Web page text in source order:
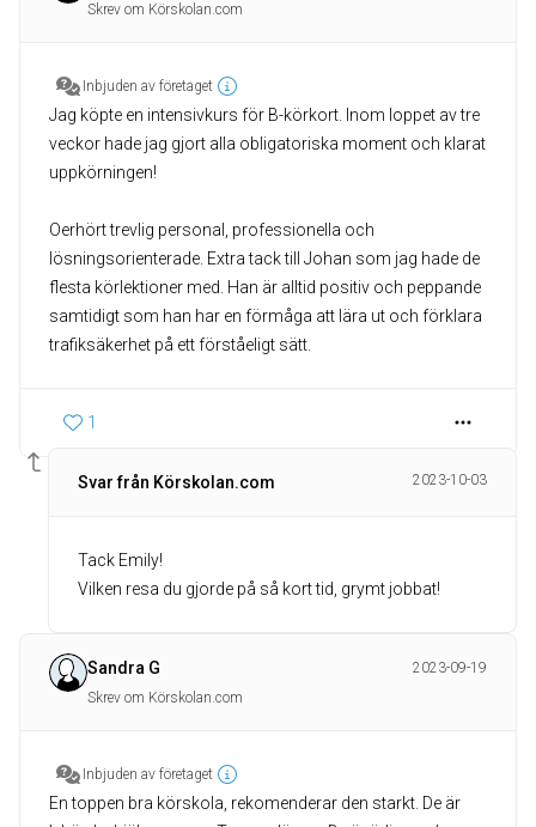
Skrev om Körskolan.com
Inbjuden av företaget
Jag köpte en intensivkurs för B-körkort. Inom loppet av tre
veckor hade jag gjort alla obligatoriska moment och klarat
uppkörningen!
Oerhört trevlig personal, professionella och
lösningsorienterade. Extra tack till Johan som jag hade de
flesta körlektioner med. Han är alltid positiv och peppande
samtidigt som han har en förmåga att lära ut och förklara
trafiksäkerhet på ett förståeligt sätt.
1
Svar från Körskolan.com 2023-10-03
Tack Emily!
Vilken resa du gjorde på så kort tid, grymt jobbat!
Sandra G
2023-09-19
Skrev om Körskolan.com
Inbjuden av företaget
En toppen bra körskola, rekomenderar den starkt. De är